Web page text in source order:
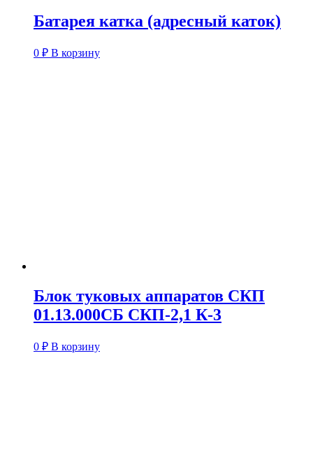
Батарея катка (адресный каток)
0 ₽ В корзину
Блок туковых аппаратов СКП
01.13.000СБ СКП-2,1 К-3
0 ₽ В корзину